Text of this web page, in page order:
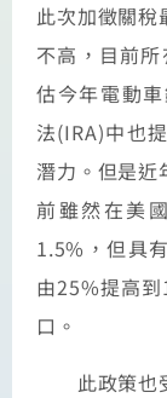
此次加徵關
不高，目前
估今年電動
法(IRA)中也
潛力。但是近
前雖然在美
1.5%，但具
由25%提高
口。
此政策也受